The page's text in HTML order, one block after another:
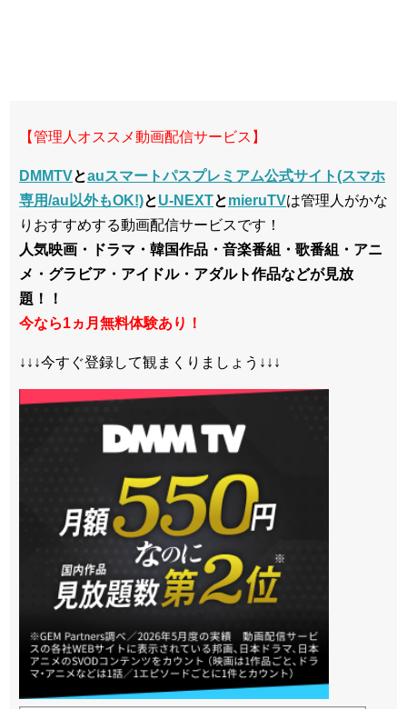
【管理人オススメ動画配信サービス】
DMMTVとauスマートパスプレミアム公式サイト(スマホ
専用/au以外もOK!)とU-NEXTとmieruTVは管理人がかな
りおすすめする動画配信サービスです！
人気映画・ドラマ・韓国作品・音楽番組・歌番組・アニ
メ・グラビア・アイドル・アダルト作品などが見放
題！！
今なら1ヵ月無料体験あり！
↓↓↓今すぐ登録して観まくりましょう↓↓↓